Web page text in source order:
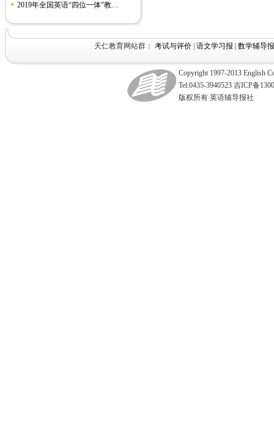
2019年全国英语“四位一体”教…
天仁教育网站群： 考试与评价| 语文学习报 数学辅导报
Copyright 1997-2013 English
Tel:0435-3940523 吉ICP备
版权所有 英语辅导报社